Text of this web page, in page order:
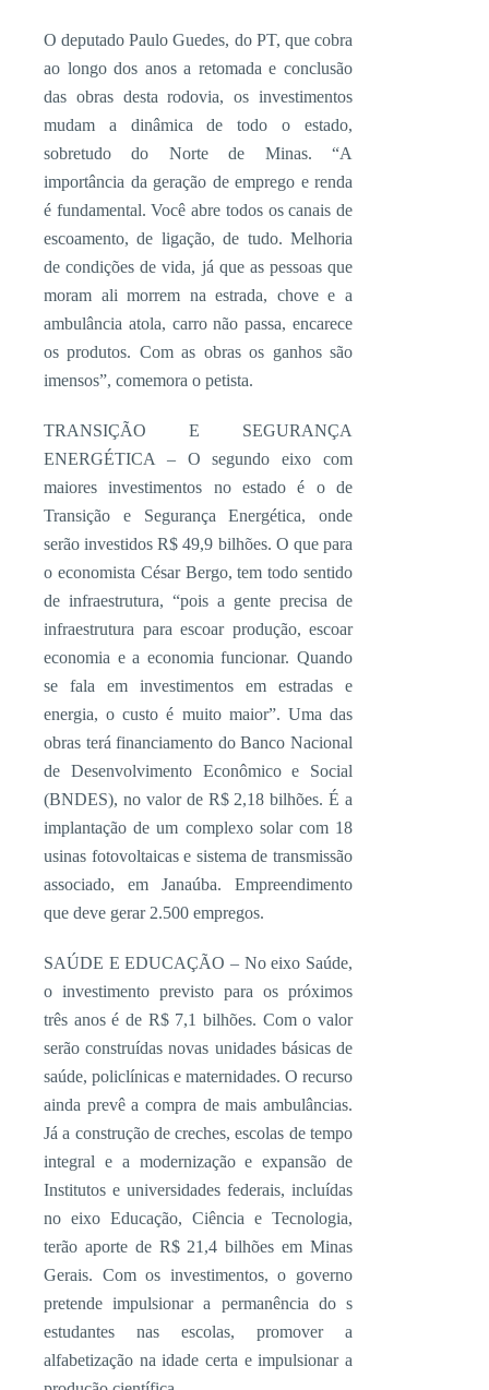
O deputado Paulo Guedes, do PT, que cobra
ao longo dos anos a retomada e conclusão
das obras desta rodovia, os investimentos
mudam a dinâmica de todo o estado,
sobretudo do Norte de Minas. “A
importância da geração de emprego e renda
é fundamental. Você abre todos os canais de
escoamento, de ligação, de tudo. Melhoria
de condições de vida, já que as pessoas que
moram ali morrem na estrada, chove e a
ambulância atola, carro não passa, encarece
os produtos. Com as obras os ganhos são
imensos”, comemora o petista.
TRANSIÇÃO E SEGURANÇA
ENERGÉTICA – O segundo eixo com
maiores investimentos no estado é o de
Transição e Segurança Energética, onde
serão investidos R$ 49,9 bilhões. O que para
o economista César Bergo, tem todo sentido
de infraestrutura, “pois a gente precisa de
infraestrutura para escoar produção, escoar
economia e a economia funcionar. Quando
se fala em investimentos em estradas e
energia, o custo é muito maior”. Uma das
obras terá financiamento do Banco Nacional
de Desenvolvimento Econômico e Social
(BNDES), no valor de R$ 2,18 bilhões. É a
implantação de um complexo solar com 18
usinas fotovoltaicas e sistema de transmissão
associado, em Janaúba. Empreendimento
que deve gerar 2.500 empregos.
SAÚDE E EDUCAÇÃO – No eixo Saúde,
o investimento previsto para os próximos
três anos é de R$ 7,1 bilhões. Com o valor
serão construídas novas unidades básicas de
saúde, policlínicas e maternidades. O recurso
ainda prevê a compra de mais ambulâncias.
Já a construção de creches, escolas de tempo
integral e a modernização e expansão de
Institutos e universidades federais, incluídas
no eixo Educação, Ciência e Tecnologia,
terão aporte de R$ 21,4 bilhões em Minas
Gerais. Com os investimentos, o governo
pretende impulsionar a permanência do s
estudantes nas escolas, promover a
alfabetização na idade certa e impulsionar a